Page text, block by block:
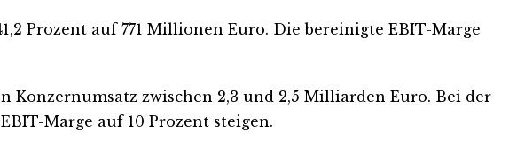
Prozent auf 771 Millionen Euro. Die bereinigte EBIT-Marge
Konzernumsatz zwischen 2,3 und 2,5 Milliarden Euro. Bei der
Marge auf 10 Prozent steigen.